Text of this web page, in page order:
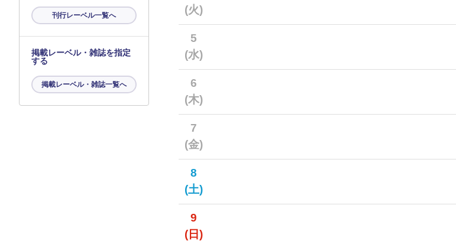
(火)
5
(水)
6
(木)
7
(金)
8
(土)
9
(日)
刊行レーベル一覧へ
掲載レーベル・雑誌を指定
する
掲載レーベル・雑誌一覧へ